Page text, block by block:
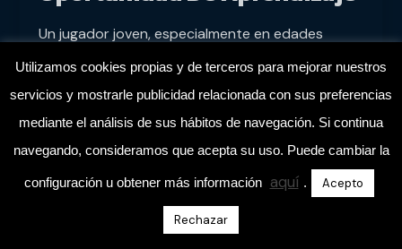
Un jugador joven, especialmente en edades
infantiles o cadetes, va a cometer muchos
ayudes a entenderlos y a aprender. ¿Un pase
que no llegó? Un «No pasa nada, la próxima vez,
mira antes de soltarla» es mucho más efectivo
que una reprimenda.
Utilizamos cookies propias y de terceros para mejorar nuestros
servicios y mostrarle publicidad relacionada con sus preferencias
mediante el análisis de sus hábitos de navegación. Si continua
navegando, consideramos que acepta su uso. Puede cambiar la
configuración u obtener más información aquí . Acepto
Rechazar